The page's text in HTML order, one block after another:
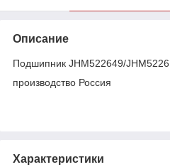
Описание
Подшипник JHM522649/
производство Россия
Характеристики